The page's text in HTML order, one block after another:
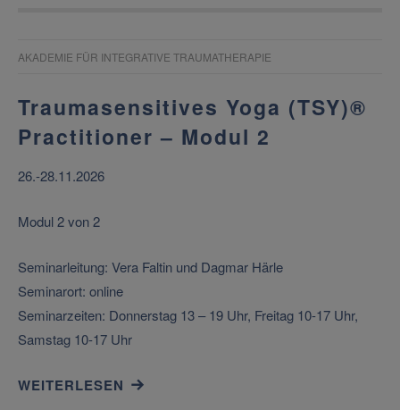
AKADEMIE FÜR INTEGRATIVE TRAUMATHERAPIE
Traumasensitives Yoga (TSY)®
Practitioner – Modul 2
26.-28.11.2026
Modul 2 von 2
Seminarleitung: Vera Faltin und Dagmar Härle
Seminarort: online
Seminarzeiten: Donnerstag 13 – 19 Uhr, Freitag 10-17 Uhr,
Samstag 10-17 Uhr
WEITERLESEN